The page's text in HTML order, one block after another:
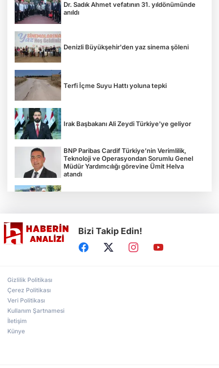
Dr. Sadık Ahmet vefatının 31. yıldönümünde
anıldı
Denizli Büyükşehir'den yaz sinema şöleni
Terfi İçme Suyu Hattı yoluna tepki
Irak Başbakanı Ali Zeydi Türkiye'ye geliyor
BNP Paribas Cardif Türkiye’nin Verimlilik,
Teknoloji ve Operasyondan Sorumlu Genel
Müdür Yardımcılığı görevine Ümit Helva
atandı
Alperen Ocakları Darıca'da yeni dönem...
Bizi Takip Edin!
Gizlilik Politikası
Çerez Politikası
Veri Politikası
Kullanım Şartnamesi
İletişim
Künye